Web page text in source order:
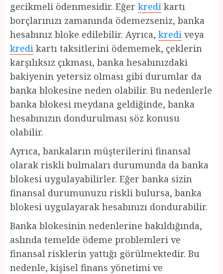
gecikmeli ödenmesidir. Eğer kredi kartı
borçlarınızı zamanında ödemezseniz, banka
hesabınız bloke edilebilir. Ayrıca, kredi veya
kredi kartı taksitlerini ödememek, çeklerin
karşılıksız çıkması, banka hesabınızdaki
bakiyenin yetersiz olması gibi durumlar da
banka blokesine neden olabilir. Bu nedenlerle
banka blokesi meydana geldiğinde, banka
hesabınızın dondurulması söz konusu
olabilir.
Ayrıca, bankaların müşterilerini finansal
olarak riskli bulmaları durumunda da banka
blokesi uygulayabilirler. Eğer banka sizin
finansal durumunuzu riskli bulursa, banka
blokesi uygulayarak hesabınızı dondurabilir.
Banka blokesinin nedenlerine bakıldığında,
aslında temelde ödeme problemleri ve
finansal risklerin yattığı görülmektedir. Bu
nedenle, kişisel finans yönetimi ve